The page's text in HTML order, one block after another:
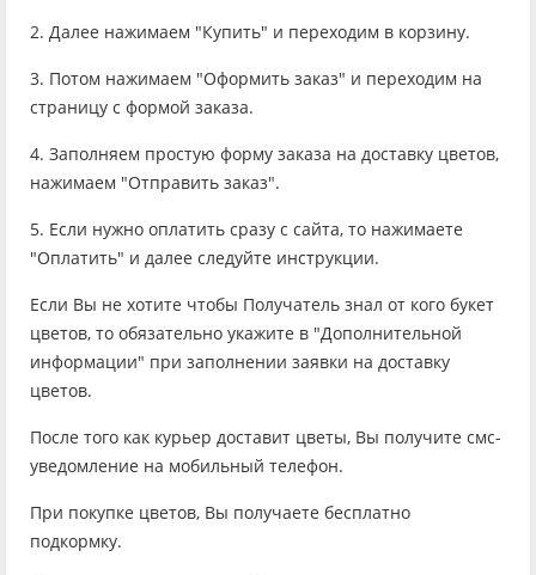
2. Далее нажимаем "Купить" и переходим в корзину.
3. Потом нажимаем "Оформить заказ" и переходим на
страницу с формой заказа.
4. Заполняем простую форму заказа на доставку цветов,
нажимаем "Отправить заказ".
5. Если нужно оплатить сразу с сайта, то нажимаете
"Оплатить" и далее следуйте инструкции.
Если Вы не хотите чтобы Получатель знал от кого букет
цветов, то обязательно укажите в "Дополнительной
информации" при заполнении заявки на доставку
цветов.
После того как курьер доставит цветы, Вы получите смс-
уведомление на мобильный телефон.
При покупке цветов, Вы получаете бесплатно
подкормку.